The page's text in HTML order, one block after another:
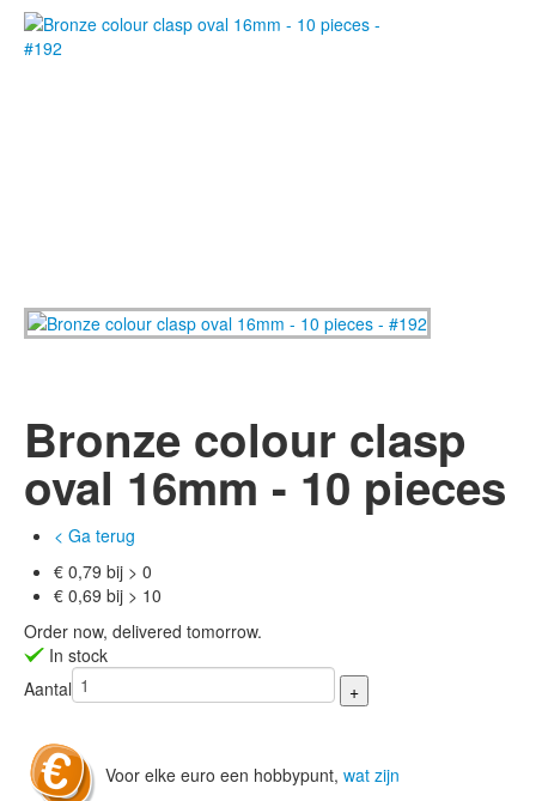
Bronze colour clasp
oval 16mm - 10 pieces
< Ga terug
€ 0,79 bij > 0
€ 0,69 bij > 10
Order now, delivered tomorrow.
In stock
Aantal
Voor elke euro een hobbypunt, wat zijn